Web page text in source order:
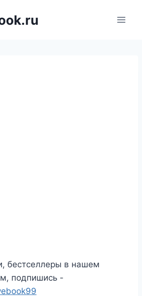
бестселлеры в нашем
подпишись -